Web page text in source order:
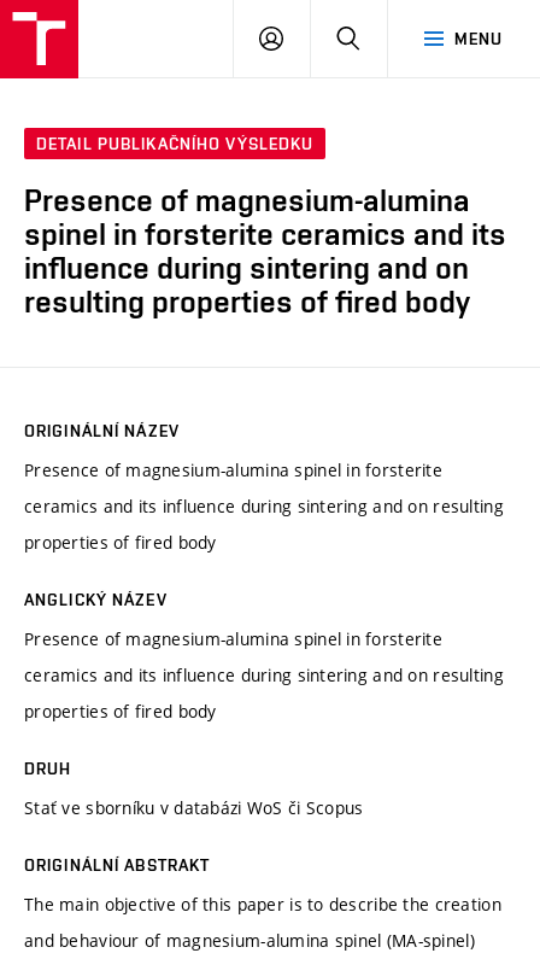
MENU
PŘIHLÁSIT
DETAIL PUBLIKAČNÍHO VÝSLEDKU
Presence of magnesium-alumina
spinel in forsterite ceramics and its
influence during sintering and on
resulting properties of fired body
ORIGINÁLNÍ NÁZEV
Presence of magnesium-alumina spinel in forsterite
ceramics and its influence during sintering and on resulting
properties of fired body
ANGLICKÝ NÁZEV
Presence of magnesium-alumina spinel in forsterite
ceramics and its influence during sintering and on resulting
properties of fired body
DRUH
Stať ve sborníku v databázi WoS či Scopus
ORIGINÁLNÍ ABSTRAKT
The main objective of this paper is to describe the creation
and behaviour of magnesium-alumina spinel (MA-spinel)